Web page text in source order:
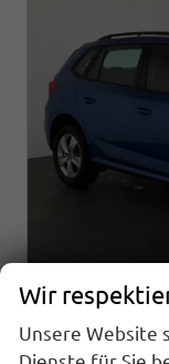
Skoda Kamiq
Wir
Unsere Website